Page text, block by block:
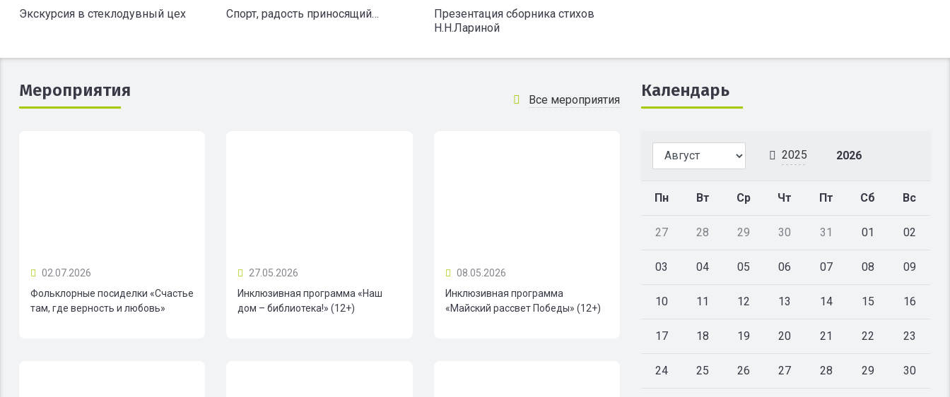
Экскурсия в стеклодувный цех Спорт, радость приносящий…
Презентация сборника стихов
Н.Н.Лариной
Мероприятия Все мероприятия
02.07.2026
Фольклорные посиделки «Счастье
там, где верность и любовь»
27.05.2026
Инклюзивная программа «Наш
дом – библиотека!» (12+)
08.05.2026
Инклюзивная программа
«Майский рассвет Победы» (12+)
Календарь
2025 2026
Пн Вт Ср Чт Пт Сб Вс
27 28 29 30 31 01 02
03 04 05 06 07 08 09
10 11 12 13 14 15 16
17 18 19 20 21 22 23
24 25 26 27 28 29 30